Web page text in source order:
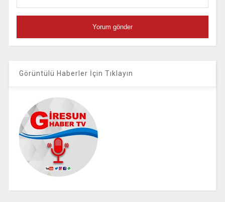
Görüntülü Haberler İçin Tıklayın